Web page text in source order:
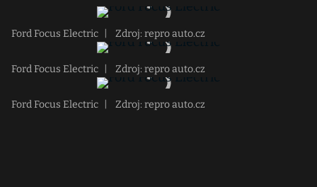
Ford Focus Electric Zdroj: repro auto.cz
Ford Focus Electric Zdroj: repro auto.cz
Ford Focus Electric Zdroj: repro auto.cz